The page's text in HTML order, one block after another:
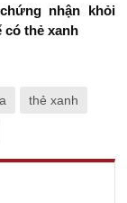
nhận khỏi
có thẻ xanh
thẻ xanh